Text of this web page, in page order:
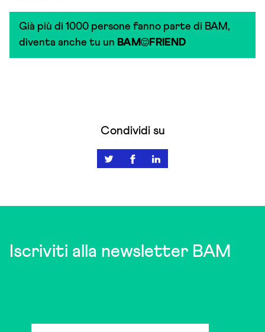
Già più di 1000 persone fanno parte di BAM,
diventa anche tu un BAM FRIEND
Condividi su
Iscriviti alla newsletter BAM